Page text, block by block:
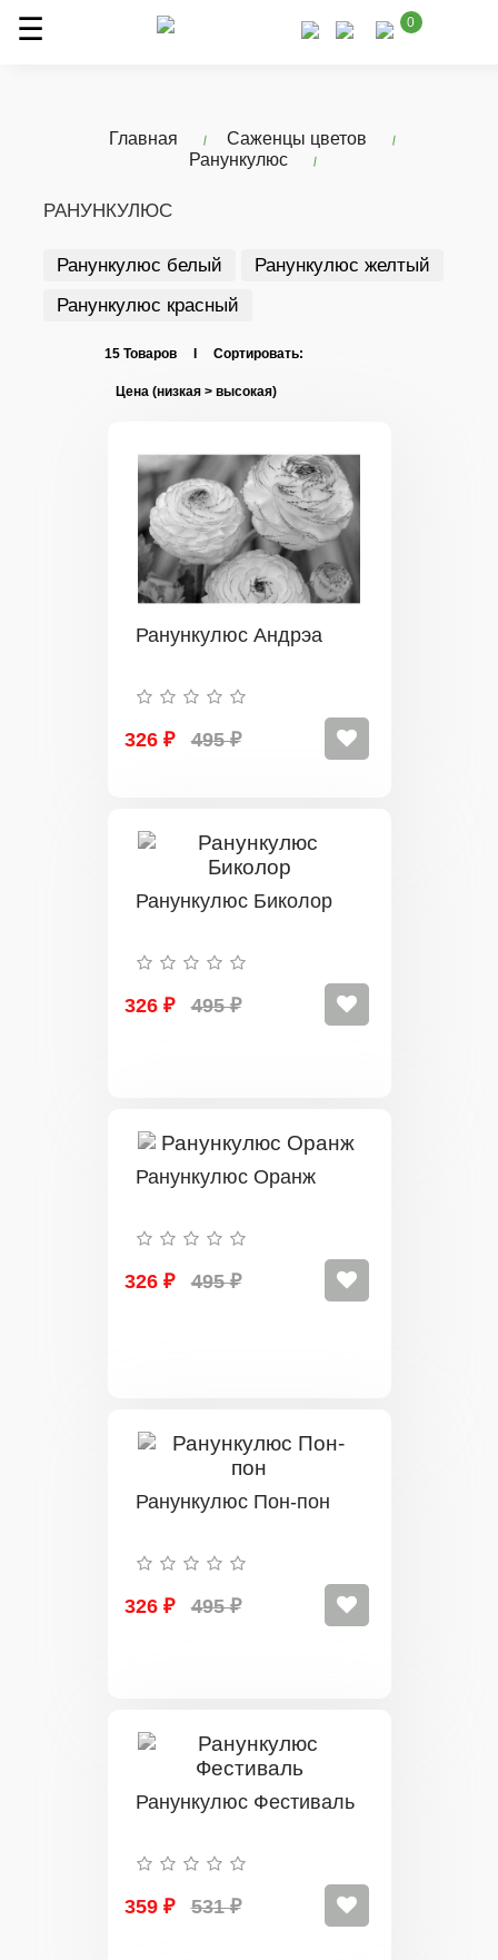
0
Главная
Саженцы цветов
Ранункулюс
РАНУНКУЛЮС
Ранункулюс белый
Ранункулюс желтый
Ранункулюс красный
15 Товаров I Сортировать:
Ранункулюс Андрэа
326 ₽ 495 ₽
Ранункулюс Биколор
326 ₽ 495 ₽
Ранункулюс Оранж
326 ₽ 495 ₽
Ранункулюс Пон-пон
326 ₽ 495 ₽
Ранункулюс Фестиваль
359 ₽ 531 ₽